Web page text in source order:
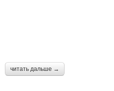
читать дальше →